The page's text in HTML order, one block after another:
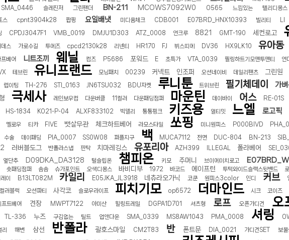
SMA_0446 슬레진저 그린팬더 BN-211 MCOWS7092W0 O565 느낌있는 텔리디몽스
스 cpnt3904k28 팝핑 요일배냇 미디움체크 CDB001 E07BRD_HNX10393 빌리티
CPDJ3047F1 VMB_0019 DMJU1D303 ATZ_0008 언크루 8821 GMT-190 세컨로고
데스 가로수길 투에즈 cpcd2130k28 리넨티 HR170 FJ 뷔스띠에 DV36 HX9LK10 유아동
베어 니트조끼 웨닐 컴즈 P5686 포워드 E 초특가 VTA_0039 필링하트기모맨투맨티 언
테브린 유니프랜드 모닝패치 00239 커넥트 인조퍼 오션네이비 데일리팬츠 그린원
럽이팅 TH-276 STI_0163 JN6TSU032 BDU자켓 루니툰 트위브린 필기체데이 가
극세사 레인보우컴 다운버클 11컬러 다운패딩점퍼 마운틴 데이바이 어스 RE-01S
HS-1834 KO21-P-04 ALXF833102 빅델리 통통핑크 키즈용 얼티밋 느엘 로고픽
멜로우 티카 FIVE 뱃살무관 체크하트베어 라모스타일 쏘핑 미니원피스 P000BIVD
수술 데이패딩 PIA_0007 SS0W08 퍼플지구 백 MUCA7112 전면 DUC-804 BN-213
러버블도그 반폴라스냅 핀탁 치마레깅스 유포리아 AZH399 ILLEGAL 폴라베어
옆단추 D09DKA_DA3128 털슬립온 챔피온 키모 주머니 브이에이치로고
숏패딩점퍼 솜솜 슈가포인트 오색디몽스 바비디부 1972 바코드 에이프런 투턱와이드슬랙스뒷밴드
이 B13LT082M 카일리 E05JKA_JL3918 네츄라오가닉 코쿤 원피스3color 인디 커브
컬러블럭 오션파티 사각코 슬로우라이프 피치기모 op6572 더마인드 시크 코이즈
프트베어 견장 MWPT7122 아미산 힐링트레일 DGPA1D701 셔츠형 로프 오픈가디건 오
TL-336 누즈 구김없는 틸트 업앤다운 SMA_0339 MS8AW1043 PMA_0008 셔링
리 해변 삼선 반폴라 괄호스마일 CM2T83 반 폰트문 DIA_0021 가디건SET 보물